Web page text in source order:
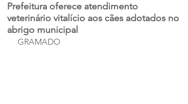
Prefeitura oferece atendimento
veterinário vitalício aos cães adotados no
abrigo municipal
GRAMADO